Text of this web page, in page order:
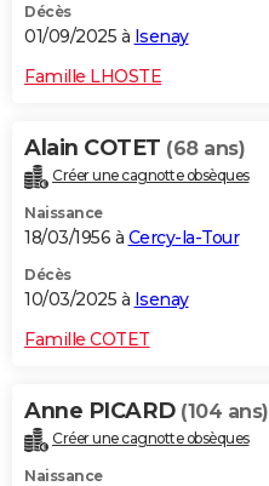
GUIDES D'ACHAT
Carte de Noël
Carte Bonne année
Carte Saint-Valentin
Carte Pâques
Carte d'anniversaire
DICTIONNAIRE
Dictionnaire
Biographies
Citations
Expressions
Proverbes
PROGRAMME TV
S'inscrire
Se connecter
Lycées
Collèges
Primaires
Universités
Entreprises
Service militaire
Avis de recherche
AVIS DE DÉCÈS
FORUM
Décès
01/09/2025 à Isenay
Famille LHOSTE
Alain COTET (68 ans)
Créer une cagnotte obsèques
Naissance
18/03/1956 à Cercy-la-Tour
Décès
10/03/2025 à Isenay
Famille COTET
Anne PICARD (104 ans)
Créer une cagnotte obsèques
Naissance